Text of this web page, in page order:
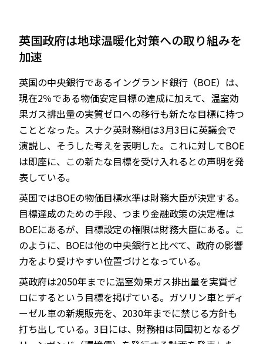
JP EN
英国政府は地球温暖化対策への取り組みを
加速
英国の中央銀行であるイングランド銀行（BOE）は、
現在2％である物価安定目標の達成に加えて、温室効
果ガス排出量の実質ゼロへの移行も新たな目標に持つ
こととなった。スナク英財務相は3月3日に英議会で
演説し、そうした考えを表明した。これに対してBOE
は即座に、この新たな目標を受け入れるとの声明を発
表している。
英国ではBOEの物価目標水準は財務大臣が決定する。
目標達成のための手段、つまり金融政策の決定権は
BOEにあるが、目標設定の権限は財務大臣にある。こ
のように、BOEは他の中央銀行と比べて、政府の影響
力をより受けやすい位置づけとなっている。
英政府は2050年までに温室効果ガス排出量を実質ゼ
ロにするという目標を掲げている。ガソリン車とディ
ーゼル車の新規販売を、2030年までに禁じる方針も
打ち出している。3日には、財務相は同国初となるグ